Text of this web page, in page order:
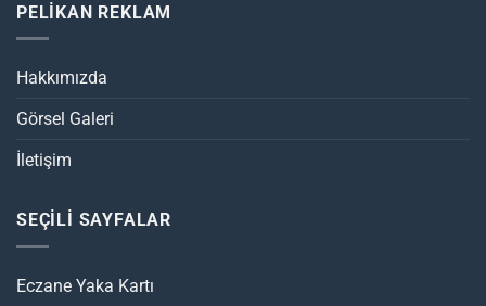
PELİKAN REKLAM
Hakkımızda
Görsel Galeri
İletişim
SEÇİLİ SAYFALAR
Eczane Yaka Kartı